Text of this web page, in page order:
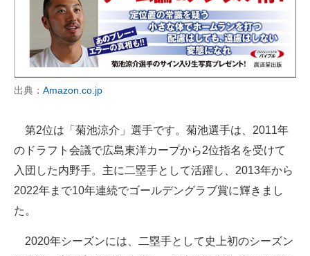
出典： Amazon.co.jp
第2位は「菊池涼介」選手です。菊池選手は、2011年
のドラフト会議で広島東洋カープから2位指名を受けて
入団した内野手。主に二塁手として活躍し、2013年から
2022年まで10年連続でゴールデングラブ賞に輝きまし
た。
2020年シーズンには、二塁手として史上初のシーズン